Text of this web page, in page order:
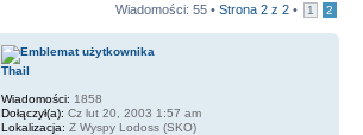
Wiadomości: 55 • Strona 2 z 2 • 1 2
Thail
Wiadomości: 1858
Dołączył(a): Cz lut 20, 2003 1:57 am
Lokalizacja: Z Wyspy Lodoss (SKO)